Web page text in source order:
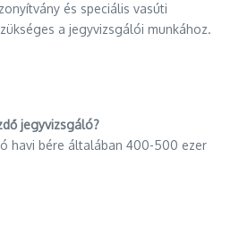
és speciális vasúti
a jegyvizsgálói munkához.
jegyvizsgáló?
havi bére általában 400-500 ezer